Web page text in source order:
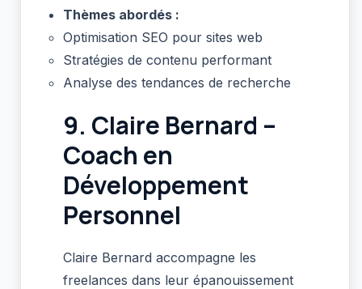
Thèmes abordés :
Optimisation SEO pour sites web
Stratégies de contenu performant
Analyse des tendances de recherche
9. Claire Bernard –
Coach en
Développement
Personnel
Claire Bernard accompagne les
freelances dans leur épanouissement